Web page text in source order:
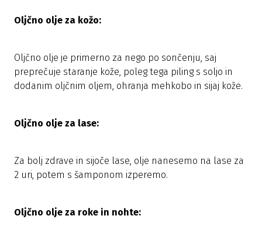
Oljčno olje za kožo:
Oljčno olje je primerno za nego po sončenju, saj
preprečuje staranje kože, poleg tega piling s soljo in
dodanim oljčnim oljem, ohranja mehkobo in sijaj kože.
Oljčno olje za lase:
Za bolj zdrave in sijoče lase, olje nanesemo na lase za
2 uri, potem s šamponom izperemo.
Oljčno olje za roke in nohte: